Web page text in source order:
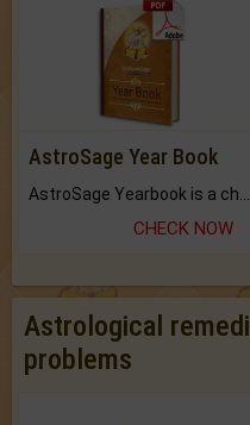
AstroSage Year Book
CHECK NOW
Astrological
problems